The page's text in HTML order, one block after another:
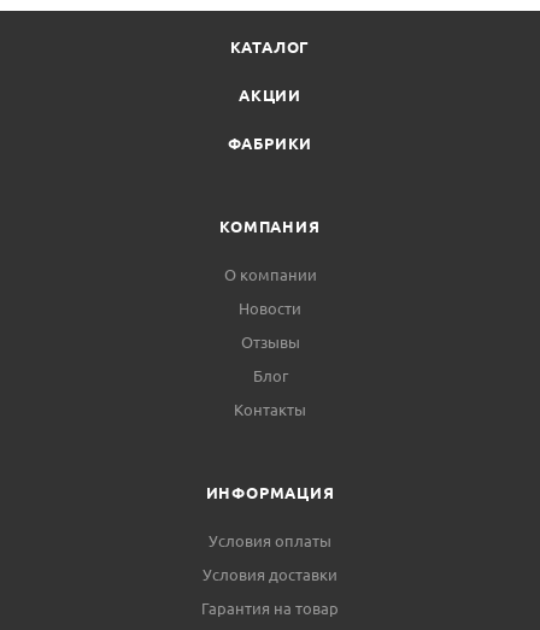
КАТАЛОГ
АКЦИИ
ФАБРИКИ
КОМПАНИЯ
О компании
Новости
Отзывы
Блог
Контакты
ИНФОРМАЦИЯ
Условия оплаты
Условия доставки
Гарантия на товар